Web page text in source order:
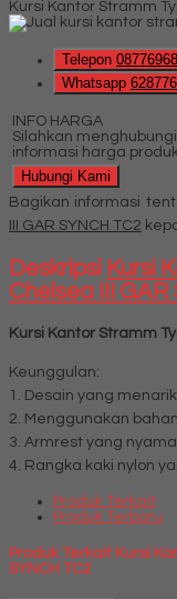
Kursi Kantor Stramm
Telepon
Whatsapp
INFO HARGA
Silahkan
informasi harga produk
Hubungi Kami
Bagikan informasi
III GAR SYNCH TC2
Deskripsi Kursi
Chelsea III GAR
Kursi Kantor Stramm
Keunggulan:
1. Desain yang
2. Menggunakan
3. Armrest yang
4. Rangka kaki nylon
Produk Terkait
Produk Terbaru
Produk Terkait Kursi
SYNCH TC2